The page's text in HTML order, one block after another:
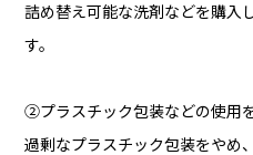
詰め替え可能な洗剤などを購入
す。
②プラスチック包装などの使用
過剰なプラスチック包装をやめ